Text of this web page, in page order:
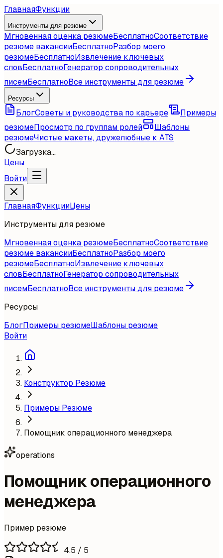
ГлавнаяФункции
Инструменты для резюме
Мгновенная оценка резюмеБесплатноСоответствие
резюме вакансииБесплатноРазбор моего
резюмеБесплатноИзвлечение ключевых
словБесплатноГенератор сопроводительных
писемБесплатноВсе инструменты для резюме
Ресурсы
БлогСоветы и руководства по карьере
Примеры
резюмеПросмотр по группам ролей
Шаблоны
резюмеЧистые макеты, дружелюбные к ATS
Загрузка...
Цены
Войти
ГлавнаяФункцииЦены
Инструменты для резюме
Мгновенная оценка резюмеБесплатноСоответствие
резюме вакансииБесплатноРазбор моего
резюмеБесплатноИзвлечение ключевых
словБесплатноГенератор сопроводительных
писемБесплатноВсе инструменты для резюме
Ресурсы
БлогПримеры резюмеШаблоны резюме
Войти
Конструктор Резюме
Примеры Резюме
Помощник операционного менеджера
operations
Помощник операционного
менеджера
Пример резюме
4.5 / 5